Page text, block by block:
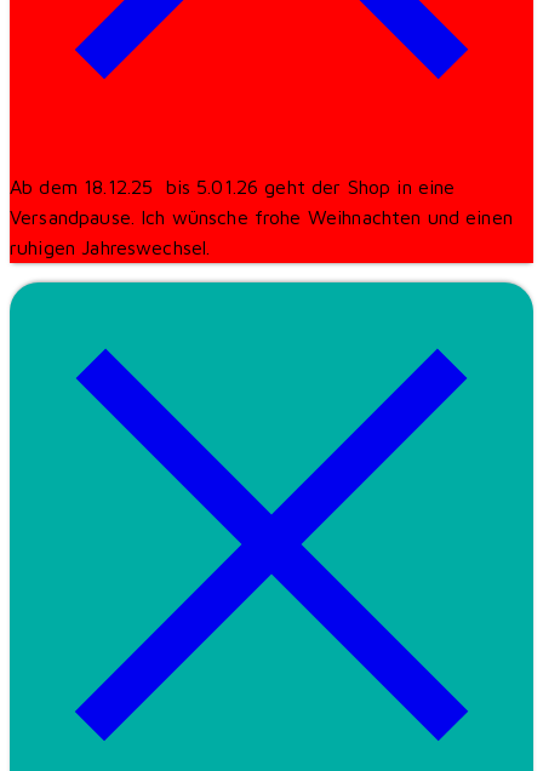
Ab dem 18.12.25 bis 5.01.26 geht der Shop in eine
Versandpause. Ich wünsche frohe Weihnachten und einen
ruhigen Jahreswechsel.